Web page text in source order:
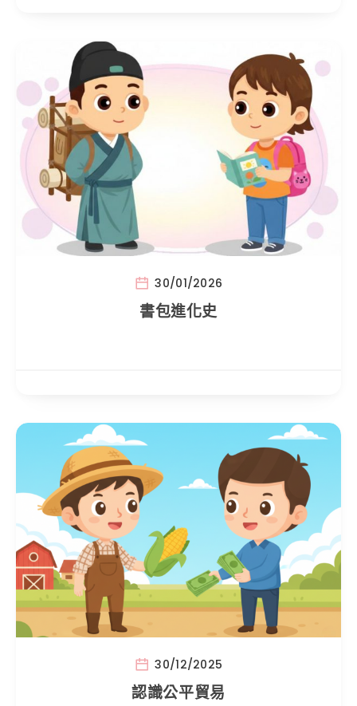
30/01/2026
書包進化史
30/12/2025
認識公平貿易